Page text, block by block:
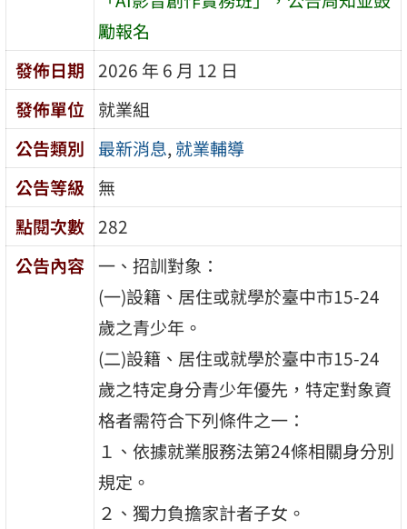
勵報名
發佈日期 2026 年 6 月 12 日
發佈單位 就業組
公告類別
最新消息,就業輔導
公告等級 無
點閱次數 282
公告內容 一、招訓對象：
(一)設籍、居住或就學於臺中市15-24
歲之青少年。
(二)設籍、居住或就學於臺中市15-24
歲之特定身分青少年優先，特定對象資
格者需符合下列條件之一：
１、依據就業服務法第24條相關身分別
規定。
２、獨力負擔家計者子女。